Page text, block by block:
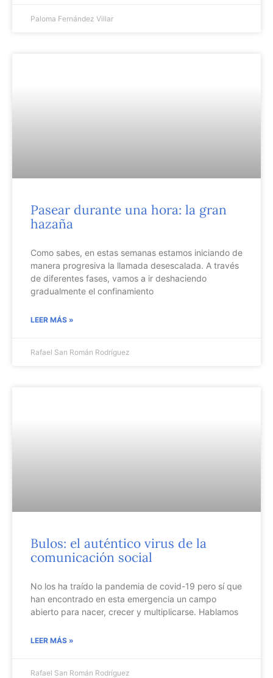
Paloma Fernández Villar
Pasear durante una hora: la gran
hazaña
Como sabes, en estas semanas estamos iniciando de
manera progresiva la llamada desescalada. A través
de diferentes fases, vamos a ir deshaciendo
gradualmente el confinamiento
LEER MÁS »
Rafael San Román Rodríguez
Bulos: el auténtico virus de la
comunicación social
No los ha traído la pandemia de covid-19 pero sí que
han encontrado en esta emergencia un campo
abierto para nacer, crecer y multiplicarse. Hablamos
LEER MÁS »
Rafael San Román Rodríguez